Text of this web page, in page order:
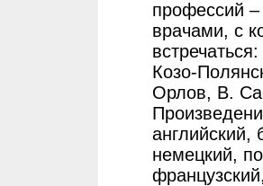
профессий
врачами, с
Козо-
Орлов, В.
английский,
немецкий,